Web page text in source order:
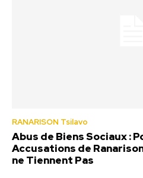
RANARISON Tsilavo
Abus de Biens Sociaux :
Accusations de
ne Tiennent Pas